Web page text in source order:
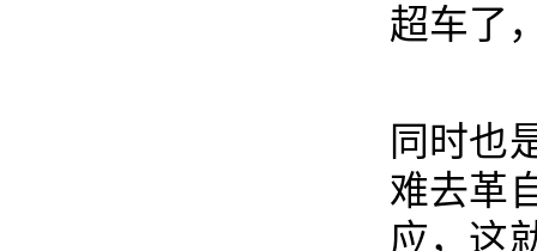
超车了
同时也
难去革
应，这